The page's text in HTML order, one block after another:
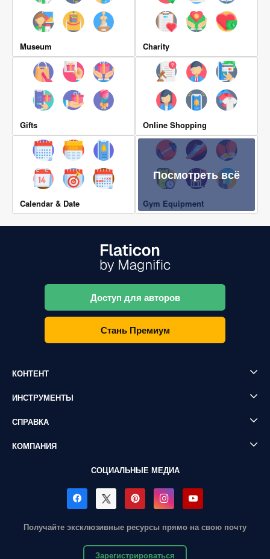
Museum Charity
Gifts Online Shopping
Calendar & Date
Посмотреть всё
Gym Equipment
Доступ для авторов
Стань Премиум
КОНТЕНТ
ИНСТРУМЕНТЫ
СПРАВКА
КОМПАНИЯ
СОЦИАЛЬНЫЕ МЕДИА
Получайте эксклюзивные ресурсы прямо на свою почту
Зарегистрироваться